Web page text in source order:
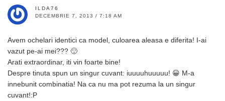
ILDA76
DECEMBRIE 7, 2013 / 7:18 AM
Avem ochelari identici ca model, culoarea aleasa e diferita! I-ai
vazut pe-ai mei??? 🙂
Arati extraordinar, iti vin foarte bine!
Despre tinuta spun un singur cuvant: iuuuuhuuuuu! 😀 M-a
innebunit combinatia! Na ca nu ma pot rezuma la un singur
cuvant!:P